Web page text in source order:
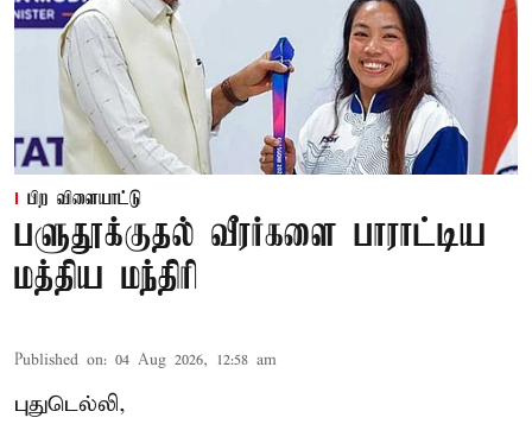
பிற விளையாட்டு
பளுதூக்குதல் வீரர்களை பாராட்டிய
மத்திய மந்திரி
Published on: 04 Aug 2026, 12:58 am
புதுடெல்லி,